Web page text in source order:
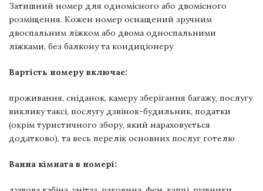
Затишний номер для одномісного або двомісного
розміщення. Кожен номер оснащений зручним
двоспальним ліжком або двома односпальними
ліжками, без балкону та кондиціонеру
Вартість номеру включає:
проживання, сніданок, камеру зберігання багажу, послугу
виклику таксі, послугу дзвінок-будильник, податки
(окрім туристичного збору, який нараховується
додатково), та весь перелік основних послуг готелю
Ванна кімната в номері: